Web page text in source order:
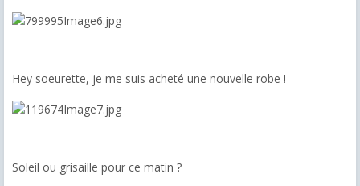
Hey soeurette, je me suis acheté une nouvelle robe !
Soleil ou grisaille pour ce matin ?